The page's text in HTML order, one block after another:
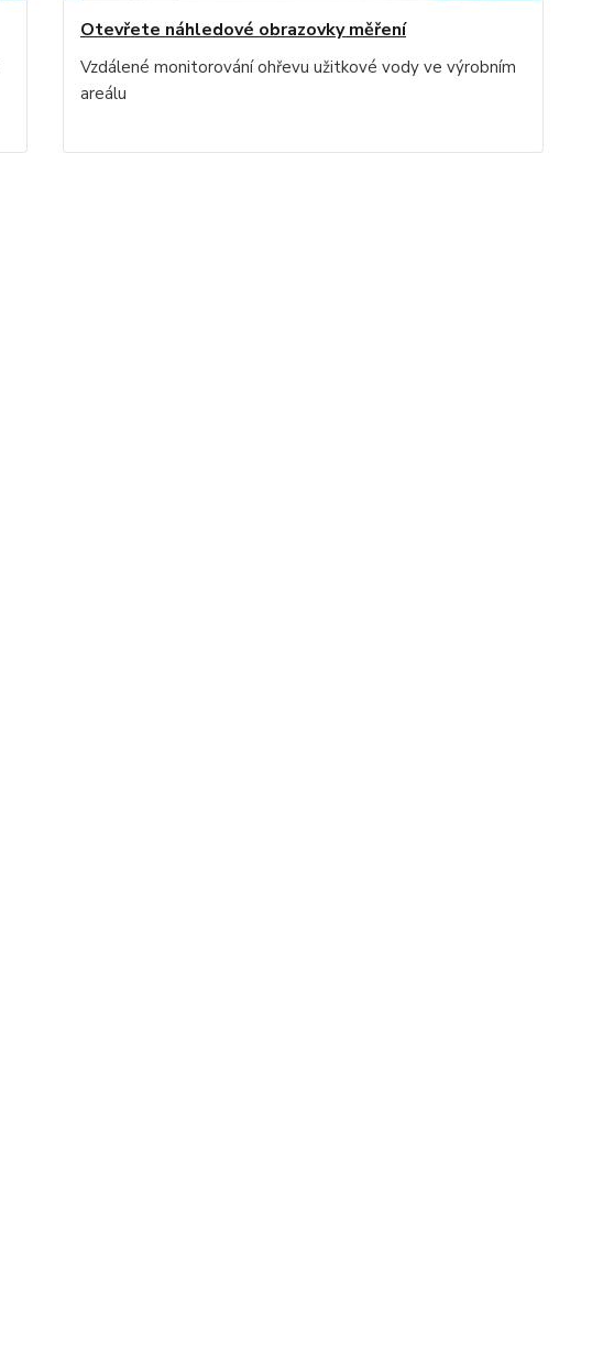
Otevřete náhledové obrazovky měření
Vzdálené monitorování ohřevu užitkové vody ve výrobním
areálu